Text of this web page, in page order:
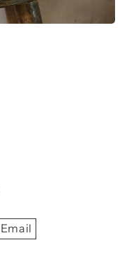
Email